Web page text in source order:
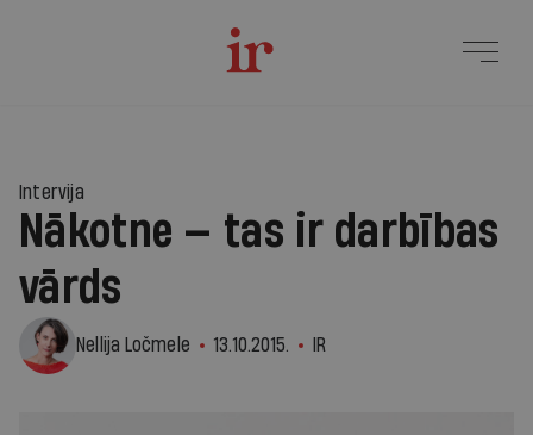
Intervija
Nākotne — tas ir darbības
vārds
Nellija Ločmele 13.10.2015. IR